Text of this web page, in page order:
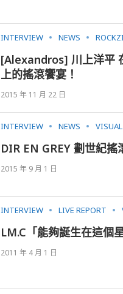
INTERVIEW NEWS
[Alexandros] 川上洋平
上的搖滾饗宴！
2015 年 11 月 22 日
INTERVIEW NEWS
DIR EN GREY 劃世紀
2015 年 9 月 1 日
INTERVIEW LIVE REPORT
LM.C「能夠誕生在這個
2011 年 4 月 1 日